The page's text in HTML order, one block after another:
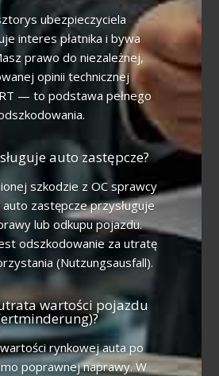
ubezpieczyciela
interes płatnika i bywa
prawo do niezależnej,
opinii technicznej
— to podstawa pełnego
auto zastępcze?
szkodzie z OC sprawcy
zastępcze przysługuje
lub odkupu pojazdu.
odszkodowanie za utratę
(Nutzungsausfall).
wartości pojazdu
rynkowej auta po
poprawnej naprawy. W